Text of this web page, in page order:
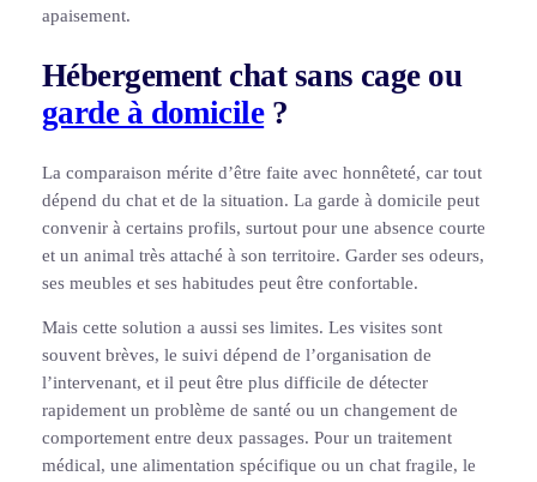
apaisement.
Hébergement chat sans cage ou
garde à domicile?
La comparaison mérite d’être faite avec honnêteté, car tout
dépend du chat et de la situation. La garde à domicile peut
convenir à certains profils, surtout pour une absence courte
et un animal très attaché à son territoire. Garder ses odeurs,
ses meubles et ses habitudes peut être confortable.
Mais cette solution a aussi ses limites. Les visites sont
souvent brèves, le suivi dépend de l’organisation de
l’intervenant, et il peut être plus difficile de détecter
rapidement un problème de santé ou un changement de
comportement entre deux passages. Pour un traitement
médical, une alimentation spécifique ou un chat fragile, le